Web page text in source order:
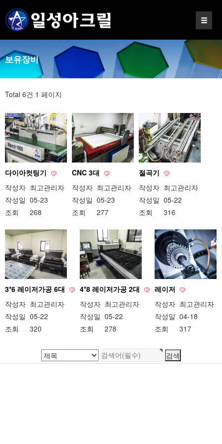
보유장비
Total 6건 1 페이지
다이아컷팅기
작성자 최고관리자
작성일 05-23
조회
268
CNC 3대
작성자 최고관리자
작성일 05-23
조회
277
절곡기
작성자 최고관리자
작성일 05-22
조회
316
3*6 레이저가공 6대
작성자 최고관리자
작성일 05-22
조회
320
4*8 레이저가공 2대
작성자 최고관리자
작성일 05-22
조회
278
레이저
작성자 최고관리자
작성일 04-18
조회
317